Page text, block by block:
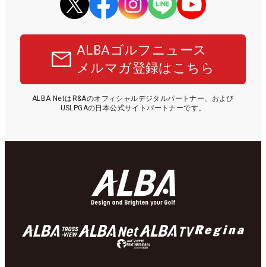
ALBAゴルフニュース
メルマガ登録はこちら
ALBA NetはR&Aのオフィシャルデジタルパートナー、および
USLPGAの日本公式サイトパートナーです。